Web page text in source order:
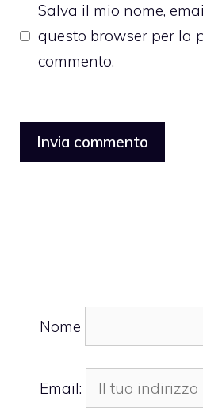
Salva il mio nome,
questo browser per la
commento.
Nome
Email: